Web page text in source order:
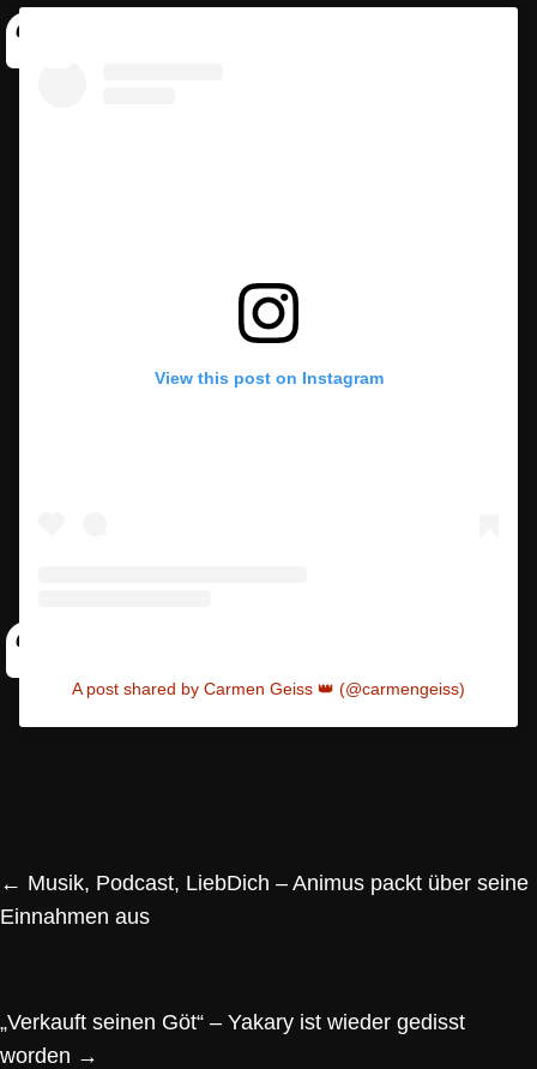
View this post on Instagram
A post shared by Carmen Geiss 👑 (@carmengeiss)
← Musik, Podcast, LiebDich – Animus packt über seine
Einnahmen aus
„Verkauft seinen Göt“ – Yakary ist wieder gedisst
worden →